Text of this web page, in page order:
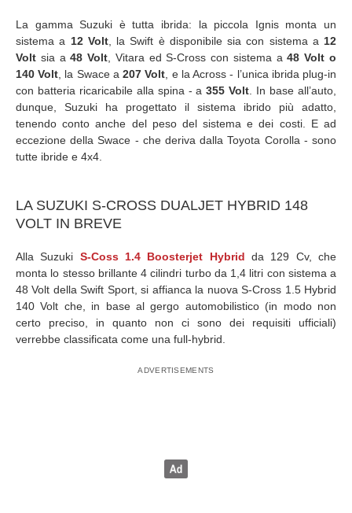
La gamma Suzuki è tutta ibrida: la piccola Ignis monta un
sistema a 12 Volt, la Swift è disponibile sia con sistema a 12
Volt sia a48 Volt , Vitara ed S-Cross con sistema a 48 Volt o
140 Volt , la Swace a207 Volt , e la Across - l’unica ibrida plug-in
con batteria ricaricabile alla spina - a355 Volt . In base all’auto,
dunque, Suzuki ha progettato il sistema ibrido più adatto,
tenendo conto anche del peso del sistema e dei costi. E ad
eccezione della Swace - che deriva dalla Toyota Corolla - sono
tutte ibride e 4x4.
LA SUZUKI S-CROSS DUALJET HYBRID 148
VOLT IN BREVE
Alla Suzuki S-Coss 1.4 Boosterjet Hybrid da 129 Cv, che
monta lo stesso brillante 4 cilindri turbo da 1,4 litri con sistema a
48 Volt della Swift Sport, si affianca la nuova S-Cross 1.5 Hybrid
140 Volt che, in base al gergo automobilistico (in modo non
certo preciso, in quanto non ci sono dei requisiti ufficiali)
verrebbe classificata come una full-hybrid.